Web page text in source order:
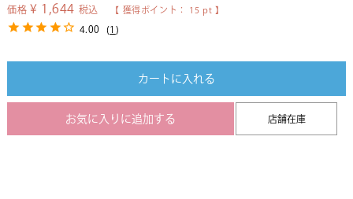
価格 ¥ 1,644 税込 【 獲得ポイント： 15 pt 】
4.00 (1 )
カートに入れる
お気に入りに追加する 店舗在庫